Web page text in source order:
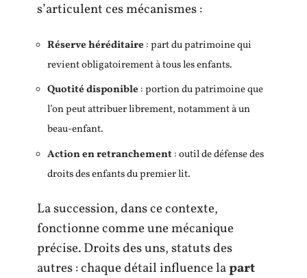
s’articulent ces mécanismes :
Réserve héréditaire : part du patrimoine qui
revient obligatoirement à tous les enfants.
Quotité disponible : portion du patrimoine que
l’on peut attribuer librement, notamment à un
beau-enfant.
Action en retranchement: outil de défense des
droits des enfants du premier lit.
La succession, dans ce contexte,
fonctionne comme une mécanique
précise. Droits des uns, statuts des
autres : chaque détail influence lapart